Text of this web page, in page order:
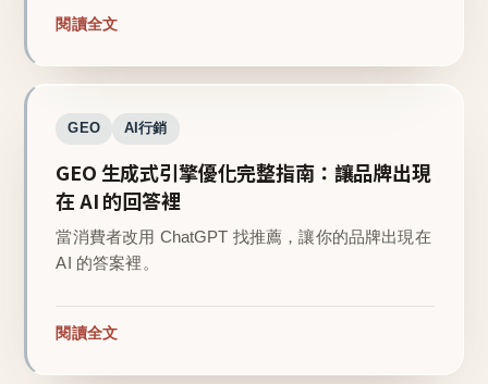
閱讀全文
GEO AI行銷
GEO 生成式引擎優化完整指南：讓品牌出現
在 AI 的回答裡
當消費者改用 ChatGPT 找推薦，讓你的品牌出現在
AI 的答案裡。
閱讀全文